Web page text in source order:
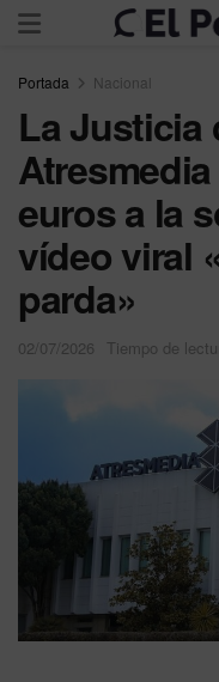
Portada Nacional
La Justicia
euros a la
vídeo viral
parda»
02/07/2026 Tiempo de